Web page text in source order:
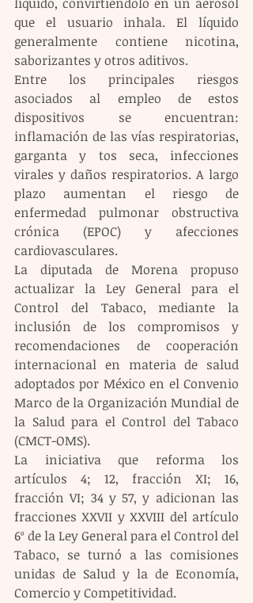
que el usuario inhala. El líquido
generalmente contiene nicotina,
saborizantes y otros aditivos.
Entre los principales riesgos
asociados al empleo de estos
dispositivos se encuentran:
inflamación de las vías respiratorias,
garganta y tos seca, infecciones
virales y daños respiratorios. A largo
plazo aumentan el riesgo de
enfermedad pulmonar obstructiva
crónica (EPOC) y afecciones
cardiovasculares.
La diputada de Morena propuso
actualizar la Ley General para el
Control del Tabaco, mediante la
inclusión de los compromisos y
recomendaciones de cooperación
internacional en materia de salud
adoptados por México en el Convenio
Marco de la Organización Mundial de
la Salud para el Control del Tabaco
(CMCT-OMS).
La iniciativa que reforma los
artículos 4; 12, fracción XI; 16,
fracción VI; 34 y 57, y adicionan las
fracciones XXVII y XXVIII del artículo
6º de la Ley General para el Control del
Tabaco, se turnó a las comisiones
unidas de Salud y la de Economía,
Comercio y Competitividad.